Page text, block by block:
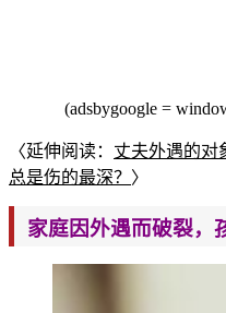
(adsbygoogle =
〈延伸阅读： 丈夫外遇的对
总是伤的最深？ 〉
家庭因外遇而破裂，